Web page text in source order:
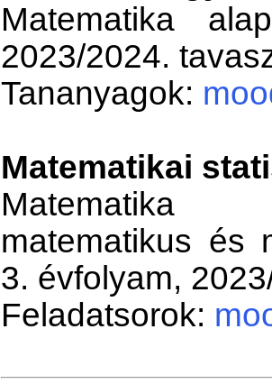
Matematika
2023/2024.
Tananyagok:
Matematikai
Matematika
matematikus és
3. évfolyam,
Feladatsorok: